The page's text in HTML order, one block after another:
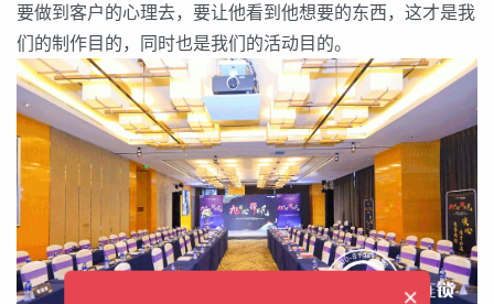
要做到客户的心理去，要让他看到他想要的东西，这才是我
们的制作目的，同时也是我们的活动目的。
×